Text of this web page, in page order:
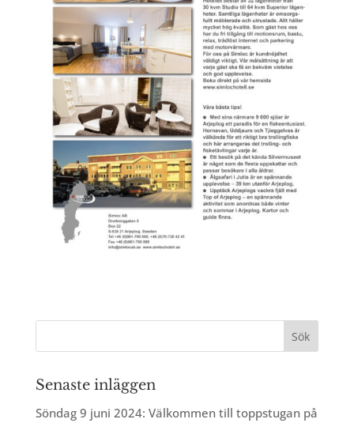
Senaste inläggen
Söndag 9 juni 2024: Välkommen till toppstugan på